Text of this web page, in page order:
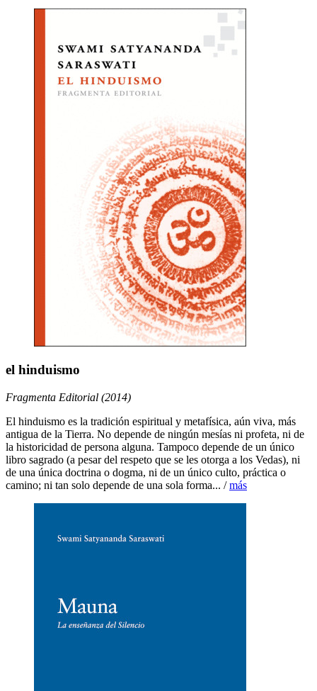
el hinduismo
Fragmenta Editorial (2014)
El hinduismo es la tradición espiritual y metafísica, aún viva, más
antigua de la Tierra. No depende de ningún mesías ni profeta, ni de
la historicidad de persona alguna. Tampoco depende de un único
libro sagrado (a pesar del respeto que se les otorga a los Vedas), ni
de una única doctrina o dogma, ni de un único culto, práctica o
camino; ni tan solo depende de una sola forma... /más